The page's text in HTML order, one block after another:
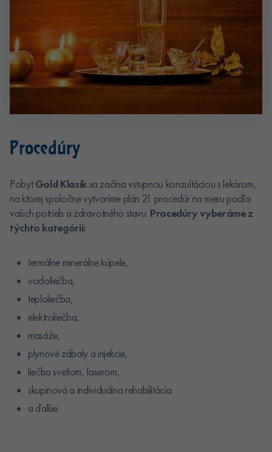
Procedúry
PobytGold Klasiksa začína vstupnou konzultáciou s lekárom,
na ktorej spoločne vytvoríme plán 21 procedúr na mieru podľa
vašich potrieb a zdravotného stavu. Procedúry vyberáme z
týchto kategórií:
termálne minerálne kúpele,
vodoliečba,
teploliečba,
elektroliečba,
masáže,
plynové zábaly a injekcie,
liečba svetlom, laserom,
skupinová a individuálna rehabilitácia
a ďalšie.